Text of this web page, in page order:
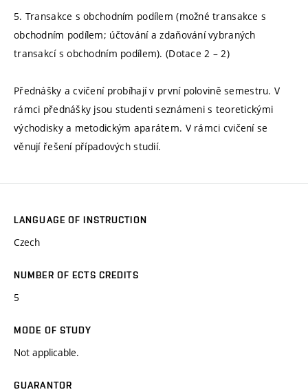
5. Transakce s obchodním podílem (možné transakce s
obchodním podílem; účtování a zdaňování vybraných
transakcí s obchodním podílem). (Dotace 2 – 2)
Přednášky a cvičení probíhají v první polovině semestru. V
rámci přednášky jsou studenti seznámeni s teoretickými
východisky a metodickým aparátem. V rámci cvičení se
věnují řešení případových studií.
LANGUAGE OF INSTRUCTION
Czech
NUMBER OF ECTS CREDITS
5
MODE OF STUDY
Not applicable.
GUARANTOR